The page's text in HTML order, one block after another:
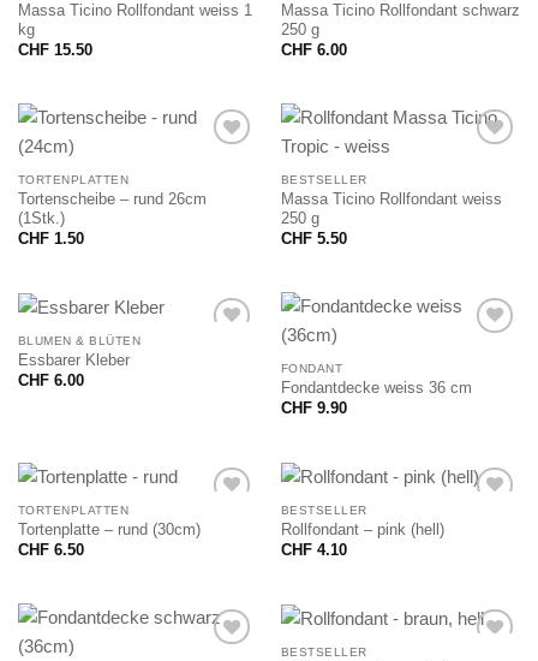
Massa Ticino Rollfondant weiss 1
kg
CHF15.50
Massa Ticino Rollfondant schwarz
250 g
CHF6.00
TORTENPLATTEN
Tortenscheibe – rund 26cm
(1Stk.)
CHF1.50
BESTSELLER
Massa Ticino Rollfondant weiss
250 g
CHF5.50
BLUMEN & BLÜTEN
Essbarer Kleber
CHF6.00
FONDANT
Fondantdecke weiss 36 cm
CHF9.90
TORTENPLATTEN
Tortenplatte – rund (30cm)
CHF6.50
BESTSELLER
Rollfondant – pink (hell)
CHF4.10
BESTSELLER